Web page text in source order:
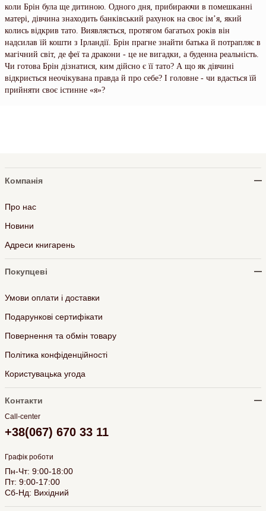
коли Брін була ще дитиною. Одного дня, прибираючи в помешканні
матері, дівчина знаходить банківський рахунок на своє ім’я, який
колись відкрив тато. Виявляється, протягом багатьох років він
надсилав їй кошти з Ірландії. Брін прагне знайти батька й потрапляє в
магічний світ, де феї та дракони - це не вигадки, а буденна реальність.
Чи готова Брін дізнатися, ким дійсно є її тато? А що як дівчині
відкриється неочікувана правда й про себе? І головне - чи вдасться їй
прийняти своє істинне «я»?
Компанія
Про нас
Новини
Адреси книгарень
Покупцеві
Умови оплати і доставки
Подарункові сертифікати
Повернення та обмін товару
Політика конфіденційності
Користувацька угода
Контакти
Call-center
+38(067) 670 33 11
Графік роботи
Пн-Чт: 9:00-18:00
Пт: 9:00-17:00
Сб-Нд: Вихідний